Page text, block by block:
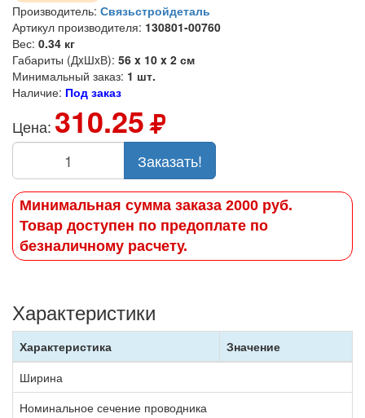
Производитель: Связьстройдеталь
Артикул производителя: 130801-00760
Вес: 0.34 кг
Габариты (ДxШxВ): 56 x 10 x 2 см
Минимальный заказ: 1 шт.
Наличие: Под заказ
Цена: 310.25
Заказать!
Минимальная сумма заказа 2000 руб.
Товар доступен по предоплате по
безналичному расчету.
Характеристики
Характеристика
Значение
Ширина
Номинальное сечение проводника